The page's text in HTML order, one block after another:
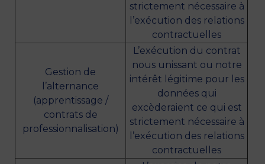
strictement nécessaire à
l’exécution des relations
contractuelles
Gestion de
l’alternance
(apprentissage /
contrats de
professionnalisation)
L’exécution du contrat
nous unissant ou notre
intérêt légitime pour les
données qui
excèderaient ce qui est
strictement nécessaire à
l’exécution des relations
contractuelles